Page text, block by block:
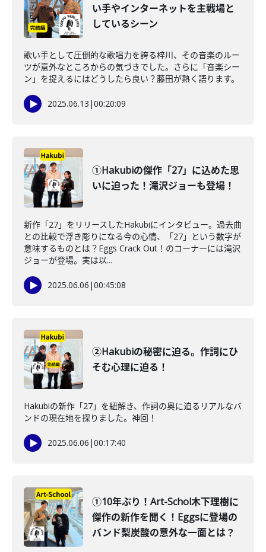
い手やインターネットを主戦場と
しているシーン
歌い手として圧倒的な歌唱力を誇る梓川、その音楽のルー
ツが意外なところからの気づきでした。さらに「音楽シー
ン」を捉えるにはどうしたら良い？藤田が熱く語ります。
2025.06.13 |00:20:09
①Hakubiの傑作「27」に込めた思
いに迫った！滝沢ジョーも登場！
新作「27」をリリースしたHakubiにインタビュー。過去曲
との比較で浮き彫りになる今の心情、「27」という数字が
意味するものとは？Eggs Crack Out！のコーナーには滝沢
ジョーが登場。実は以...
2025.06.06 |00:45:08
②Hakubiの秘密に迫る。作詞にひ
そむ心理に迫る！
Hakubiの新作「27」を紐解き、作詞の奥に迫るリアルなバ
ンドの現在地を探りました。神回！
2025.06.06 |00:17:40
①10年ぶり！Art-Schol木下理樹に
傑作の新作を聞く！Eggsに登場の
バンド梨炭酸の意外な一面とは？